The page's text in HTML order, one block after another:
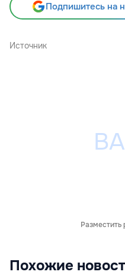
Подпишитесь на
Источник
Разместить
Похожие